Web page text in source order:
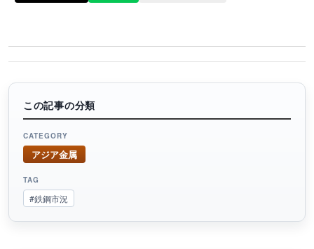
この記事の分類
CATEGORY
アジア金属
TAG
#鉄鋼市況